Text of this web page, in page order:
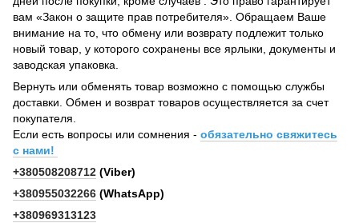
вам «Закон о защите прав потребителя». Обращаем Ваше
внимание на то, что обмену или возврату подлежит только
новый товар, у которого сохранены все ярлыки, документы и
заводская упаковка.
Вернуть или обменять товар возможно с помощью службы
доставки. Обмен и возврат товаров осуществляется за счет
покупателя.
Если есть вопросы или сомнения - обязательно свяжитесь
с нами!
+380508208712 (Viber)
+380955032266 (WhatsApp)
+380969313123